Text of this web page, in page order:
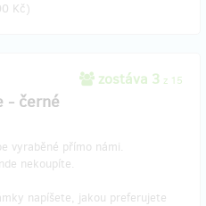
Kč)
zostáva 3 z 15
- černé
vyraběné přímo námi.
nekoupíte.
napíšete, jakou preferujete